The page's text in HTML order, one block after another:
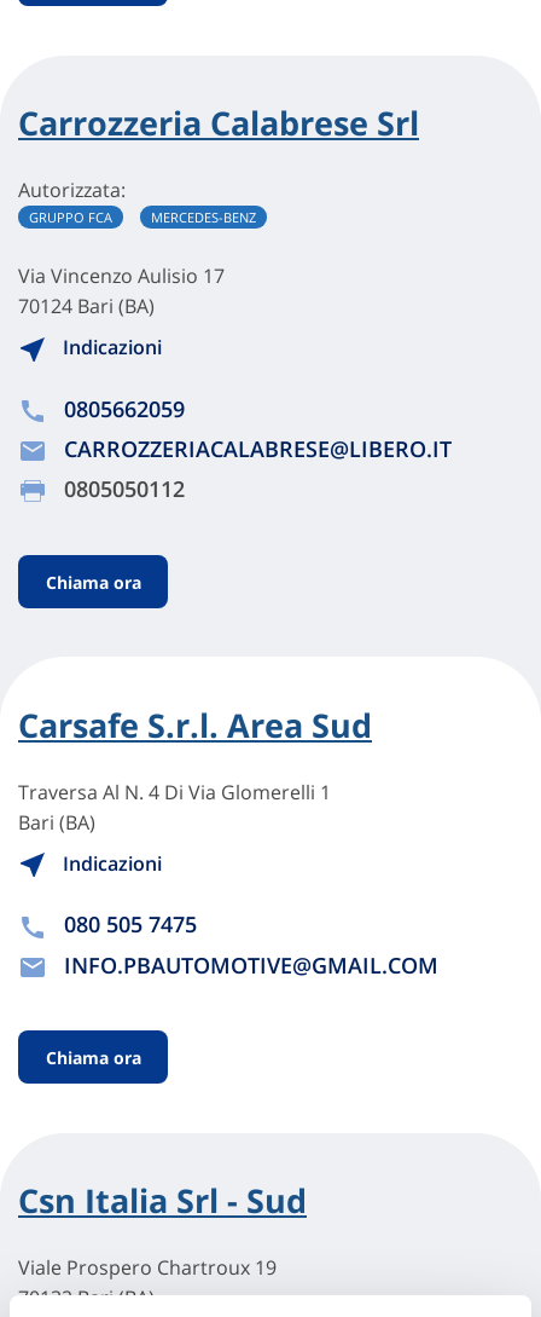
Carrozzeria Calabrese Srl
Autorizzata:
GRUPPO FCA MERCEDES-BENZ
Via Vincenzo Aulisio 17
70124 Bari (BA)
Indicazioni
0805662059
CARROZZERIACALABRESE@LIBERO.IT
0805050112
Chiama ora
Carsafe S.r.l. Area Sud
Traversa Al N. 4 Di Via Glomerelli 1
Bari (BA)
Indicazioni
080 505 7475
INFO.PBAUTOMOTIVE@GMAIL.COM
Chiama ora
Csn Italia Srl - Sud
Viale Prospero Chartroux 19
70132 Bari (BA)